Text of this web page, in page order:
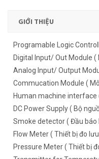
GIỚI THIỆU
Programable Logic
Digital Input/ Out Module
Analog Input/ Output
Commucation Module (
Human machine interface
DC Power Supply ( Bộ
Smoke detector ( Đầu báo
Flow Meter ( Thiết bị đo
Pressure Meter ( Thiết bị